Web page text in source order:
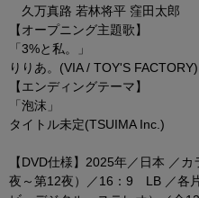
久万真路 若林将平 窪田太郎
【オープニング主題歌】
「3%と私。」
りりあ。(VIA / TOY'S FACTORY)
【エンディングテーマ】
「泡沫」
タイトル未定(TSUIMA Inc.)
【DVD仕様】2025年／日本 ／
夜～第12夜）／16：9 LB ／各